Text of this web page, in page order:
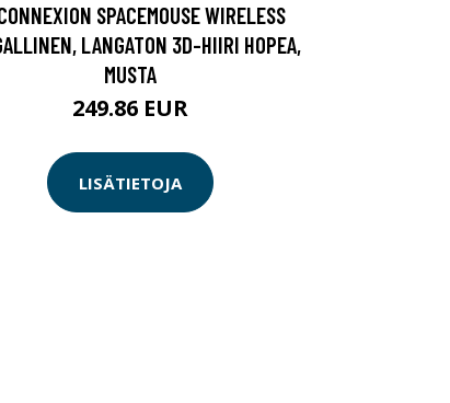
SPACEMOUSE WIRELESS
LANGATON 3D-HIIRI HOPEA,
MUSTA
249.86 EUR
LISÄTIETOJA